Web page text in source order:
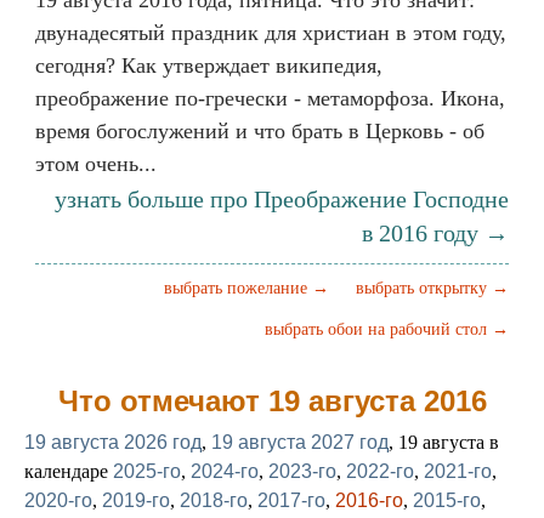
двунадесятый праздник для христиан в этом году,
сегодня? Как утверждает википедия,
преображение по-гречески - метаморфоза. Икона,
время богослужений и что брать в Церковь - об
этом очень...
узнать больше про Преображение Господне
в 2016 году →
выбрать открытку →
выбрать пожелание →
выбрать обои на рабочий стол →
Что отмечают 19 августа 2016
19 августа 2026 год, 19 августа 2027 год, 19 августа в
календаре 2025-го, 2024-го, 2023-го, 2022-го, 2021-го,
2020-го, 2019-го, 2018-го, 2017-го, 2016-го, 2015-го,